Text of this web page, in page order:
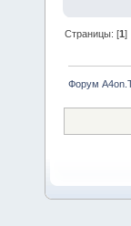
Страницы: [1]
Форум